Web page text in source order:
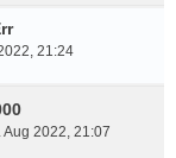
21:24
Aug 2022, 21:07